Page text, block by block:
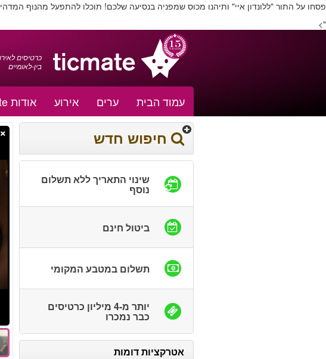
פסחו על התור "ללונדון איי" ותיהנו מכוס שמפניה בנסיעה שלכם! תוכלו להתפעל מהנוף
">
כרטיסים
בין-לאומיים
עמוד הבית ערים אירוע אודות Ticmate:
חיפוש חדש
שינוי התאריך ללא תשלום
נוסף
ביטול חינם
תשלום במטבע המקומי
יותר מ-4 מיליון כרטיסים
כבר נמכרו
אטרקציות דומות